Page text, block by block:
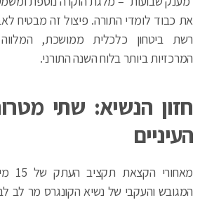
את כבוד לומדי התורה. פיצול זה מבטיח
רשת ביטחון כלכלית ממושכת,
המרכזיות ביותר בלוח השנה התורני.
חזון הנשיא: שתי
העיניים
המגובש והעקבי של נשיא הקונגרס מר לב